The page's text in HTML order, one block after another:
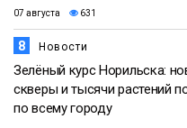
07 августа 631
8 Новости
Зелёный курс Норильска:
скверы и тысячи растений
по всему городу